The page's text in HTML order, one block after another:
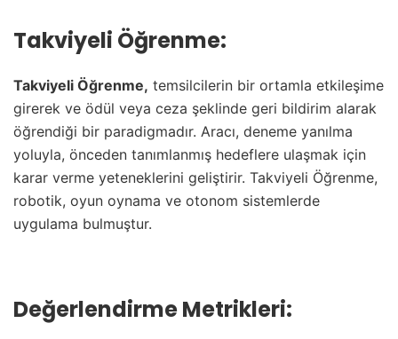
Takviyeli Öğrenme:
Takviyeli Öğrenme, temsilcilerin bir ortamla etkileşime
girerek ve ödül veya ceza şeklinde geri bildirim alarak
öğrendiği bir paradigmadır. Aracı, deneme yanılma
yoluyla, önceden tanımlanmış hedeflere ulaşmak için
karar verme yeteneklerini geliştirir. Takviyeli Öğrenme,
robotik, oyun oynama ve otonom sistemlerde
uygulama bulmuştur.
Değerlendirme Metrikleri: